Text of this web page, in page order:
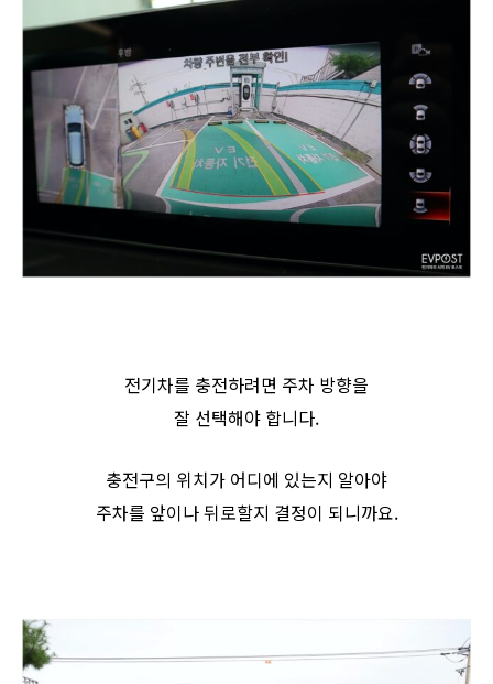
전기차를 충전하려면 주차 방향을
잘 선택해야 합니다.
충전구의 위치가 어디에 있는지 알아야
주차를 앞이나 뒤로할지 결정이 되니까요.